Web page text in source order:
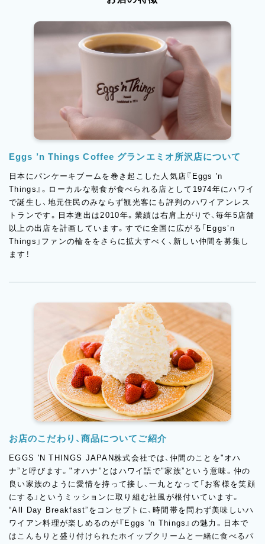
Eggs ’n Things Coffee グランエミオ所沢店について
日本にパンケーキブームを巻き起こした人気店『Eggs 'n
Things』。ローカルな朝食が食べられる店として1974年にハワイ
で誕生し、地元住民のみならず観光客にも評判のハワイアンレス
トランです。日本進出は2010年。業績は右肩上がりで、毎年5店舗
以上の出店を計画しています。すでに全国に広がる「Eggs’n
Things」ファンの輪ををさらに拡大すべく、新しい仲間を募集し
ます！
お店のこだわり、商品についてご紹介
EGGS 'N THINGS JAPAN株式会社では、仲間のことを"オハ
ナ”と呼びます。"オハナ”とはハワイ語で"家族”という意味。仲の
良い家族のように愛情を持って接し、一丸となって「お客様を笑顔
にする」というミッションに取り組む社風が根付いています。
“All Day Breakfast”をコンセプトに、時間帯を問わず美味しいハ
ワイアン料理が楽しめるのが『Eggs 'n Things』の魅力。日本で
はこんもりと盛り付けられたホイップクリームと一緒に食べるパ